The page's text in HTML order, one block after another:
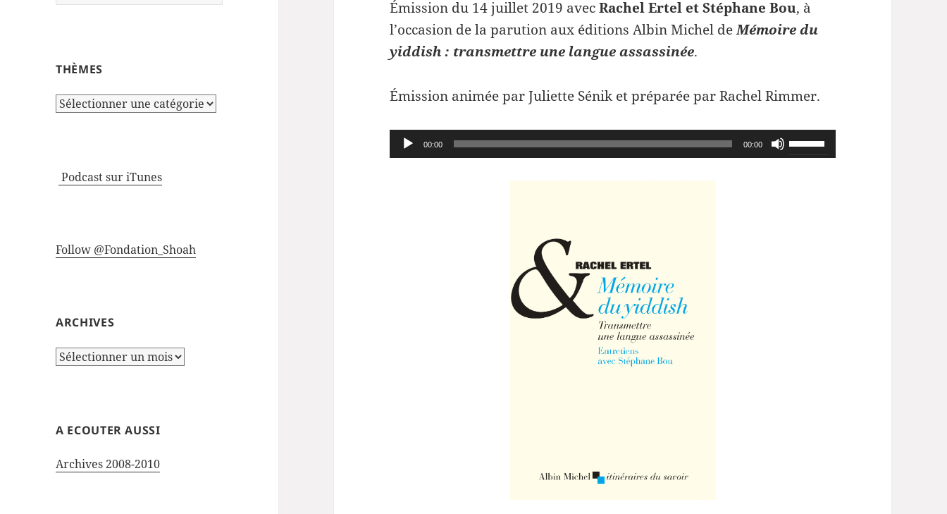
THÈMES
Thèmes
Podcast sur iTunes
Follow @Fondation_Shoah
ARCHIVES
Archives
A ECOUTER AUSSI
Archives 2008-2010
Émission du 14 juillet 2019 avecRachel Ertel et Stéphane Bou, à
l’occasion de la parution aux éditions Albin Michel deMémoire du
yiddish : transmettre une langue assassinée.
Émission animée par Juliette Sénik et préparée par Rachel Rimmer.
Lecteur
audio
00:00 00:00
Utilisez
les